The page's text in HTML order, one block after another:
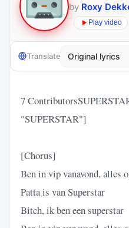
by Roxy
Play video
Translate
7
"SUPERSTAR"]
[Chorus]
Ben in vip vanavond, alles
Patta is van Superstar
Bitch, ik ben een superstar